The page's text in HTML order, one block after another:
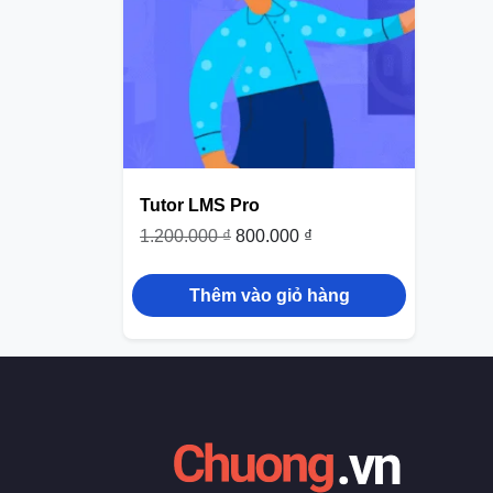
Tutor LMS Pro
1.200.000₫ 800.000 ₫
Thêm vào giỏ hàng